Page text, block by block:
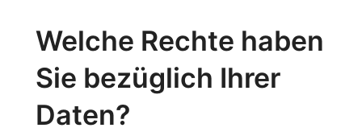
Welche Rechte haben
Sie bezüglich Ihrer
Daten?